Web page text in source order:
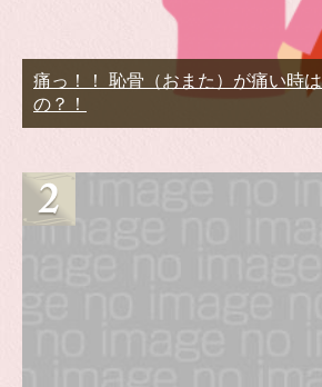
痛っ！！ 恥骨（おまた）が痛い時
の？！